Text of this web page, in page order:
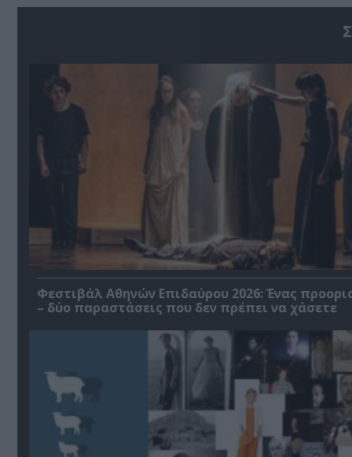
Φεστιβάλ Αθηνών Επιδαύρου 2026: Ένας
– δύο παραστάσεις που δεν πρέπει να χάσετε